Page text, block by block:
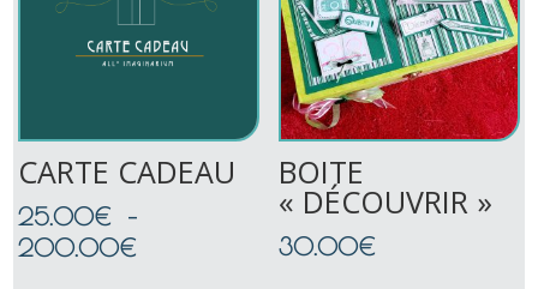
CARTE CADEAU
25.00€
–
200.00€Plage
BOITE
« DÉCOUVRIR »
30.00€